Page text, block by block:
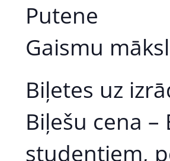
Putene
Gaismu
Biļetes uz
Biļešu cena –
studentiem,